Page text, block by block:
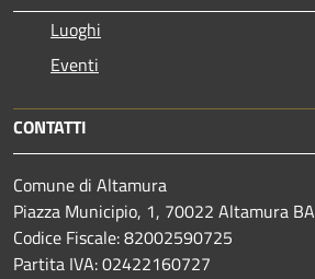
Luoghi
Eventi
CONTATTI
Comune di Altamura
Piazza Municipio, 1, 70022 Altamura BA
Codice Fiscale: 82002590725
Partita IVA: 02422160727